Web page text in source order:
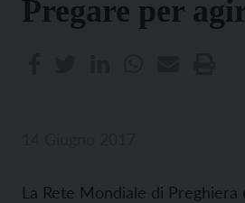
Pregare per
La Rete Mondiale di Preghiera